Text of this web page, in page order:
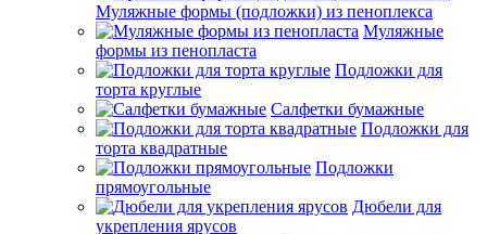
Муляжные формы (подложки) из пеноплекса
Муляжные
формы из пенопласта
Подложки для
торта круглые
Салфетки бумажные
Подложки для
торта квадратные
Подложки
прямоугольные
Дюбели для
укрепления ярусов